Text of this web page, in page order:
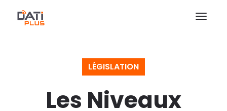
LÉGISLATION
Les Niveaux